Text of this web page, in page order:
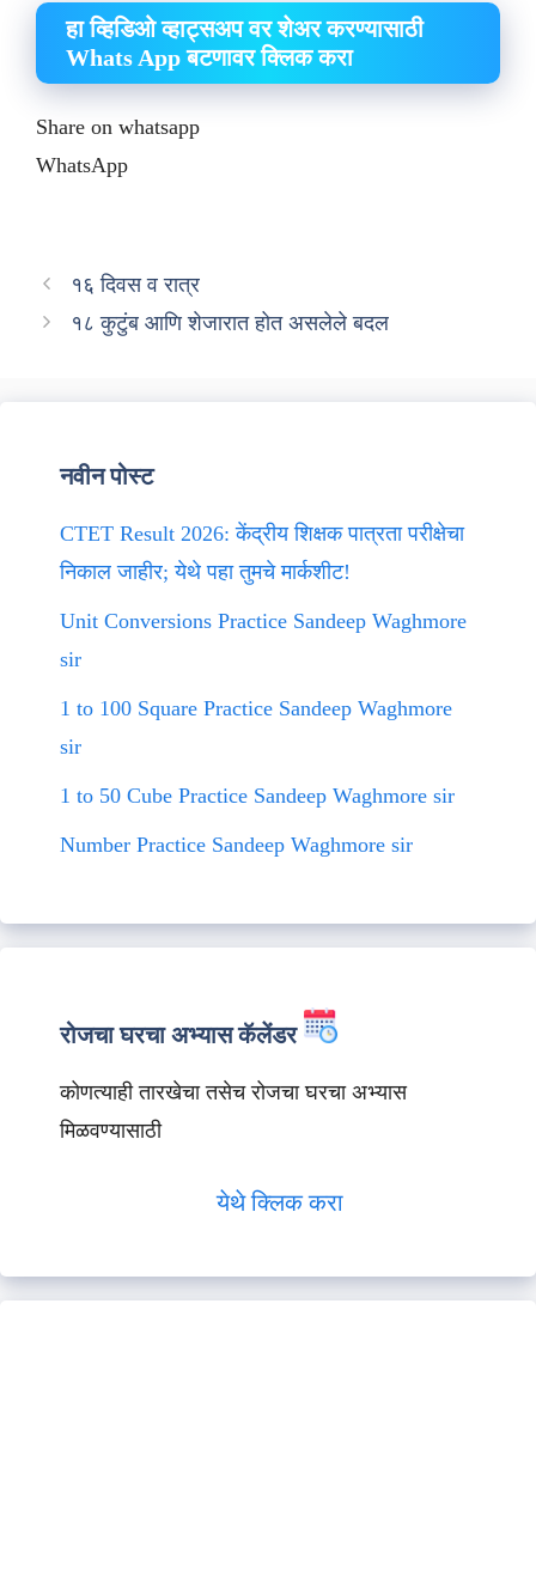
हा व्हिडिओ व्हाट्सअप वर शेअर करण्यासाठी
Whats App बटणावर क्लिक करा
Share on whatsapp
WhatsApp
१६ दिवस व रात्र
१८ कुटुंब आणि शेजारात होत असलेले बदल
नवीन पोस्ट
CTET Result 2026: केंद्रीय शिक्षक पात्रता परीक्षेचा
निकाल जाहीर; येथे पहा तुमचे मार्कशीट!
Unit Conversions Practice Sandeep Waghmore
sir
1 to 100 Square Practice Sandeep Waghmore
sir
1 to 50 Cube Practice Sandeep Waghmore sir
Number Practice Sandeep Waghmore sir
रोजचा घरचा अभ्यास कॅलेंडर
कोणत्याही तारखेचा तसेच रोजचा घरचा अभ्यास
मिळवण्यासाठी
येथे क्लिक करा